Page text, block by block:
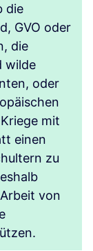
die
GVO oder
die
wilde
oder
mit
einen
zu
von